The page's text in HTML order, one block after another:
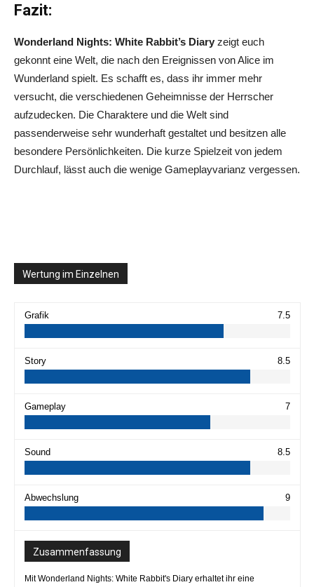
Fazit:
Wonderland Nights: White Rabbit’s Diary zeigt euch
gekonnt eine Welt, die nach den Ereignissen von Alice im
Wunderland spielt. Es schafft es, dass ihr immer mehr
versucht, die verschiedenen Geheimnisse der Herrscher
aufzudecken. Die Charaktere und die Welt sind
passenderweise sehr wunderhaft gestaltet und besitzen alle
besondere Persönlichkeiten. Die kurze Spielzeit von jedem
Durchlauf, lässt auch die wenige Gameplayvarianz vergessen.
Wertung im Einzelnen
Grafik 7.5
Story 8.5
Gameplay 7
Sound 8.5
Abwechslung 9
Zusammenfassung
Mit Wonderland Nights: White Rabbit's Diary erhaltet ihr eine